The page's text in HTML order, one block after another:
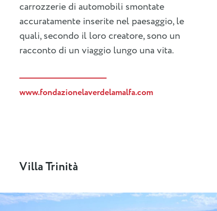
carrozzerie di automobili smontate
accuratamente inserite nel paesaggio, le
quali, secondo il loro creatore, sono un
racconto di un viaggio lungo una vita.
www.fondazionelaverdelamalfa.com
Villa Trinità